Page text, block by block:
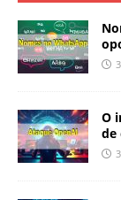
O
de